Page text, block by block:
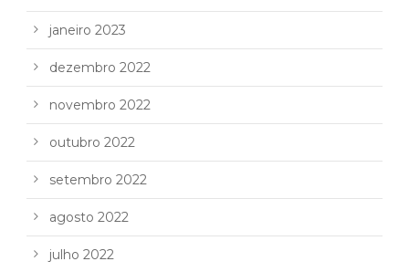
janeiro 2023
dezembro 2022
novembro 2022
outubro 2022
setembro 2022
agosto 2022
julho 2022